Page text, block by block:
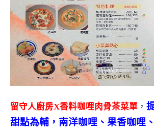
留守人廚房X香料咖哩肉骨茶菜單 ，
甜點為輔，南洋咖哩、果香咖哩